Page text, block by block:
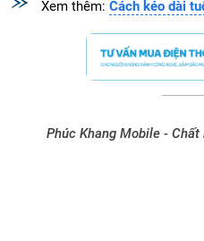
Xem thêm: Cách kéo dài
Phúc Khang Mobile -